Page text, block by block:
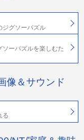
ジグソーパズル
ーパズルを楽しむた
像＆サウンド
る